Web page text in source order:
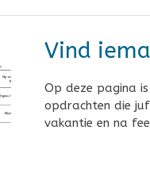
Vind
Op deze pagina
opdrachten die
vakantie en na